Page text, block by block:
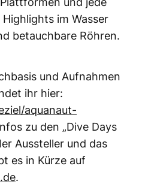
im Wasser
betauchbare Röhren.
und Aufnahmen
ihr hier:
aquanaut-
zu den „Dive Days
Aussteller und das
es in Kürze auf
.